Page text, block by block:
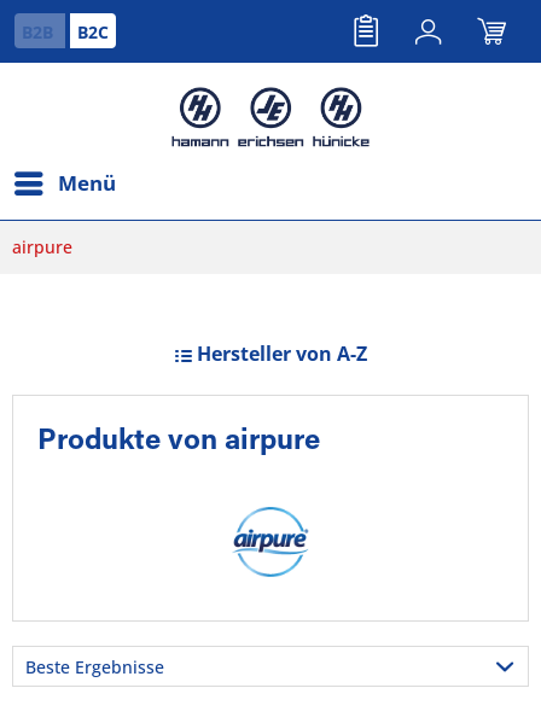
B2B B2C
Menü
airpure
Hersteller von A-Z
Produkte von airpure